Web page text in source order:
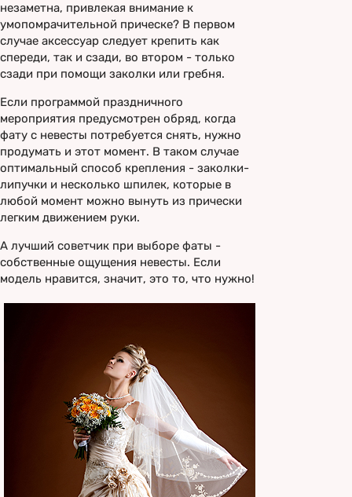
незаметна, привлекая внимание к
умопомрачительной прическе? В первом
случае аксессуар следует крепить как
спереди, так и сзади, во втором - только
сзади при помощи заколки или гребня.
Если программой праздничного
мероприятия предусмотрен обряд, когда
фату с невесты потребуется снять, нужно
продумать и этот момент. В таком случае
оптимальный способ крепления - заколки-
липучки и несколько шпилек, которые в
любой момент можно вынуть из прически
легким движением руки.
А лучший советчик при выборе фаты -
собственные ощущения невесты. Если
модель нравится, значит, это то, что нужно!